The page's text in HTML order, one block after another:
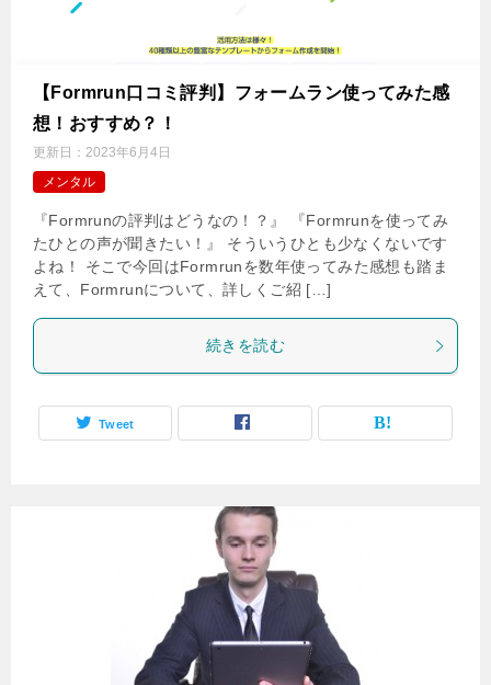
【Formrun口コミ評判】フォームラン使ってみた感
想！おすすめ？！
更新日： 2023年6月4日
メンタル
『Formrunの評判はどうなの！？』 『Formrunを使ってみ
たひとの声が聞きたい！』 そういうひとも少なくないです
よね！ そこで今回はFormrunを数年使ってみた感想も踏ま
えて、Formrunについて、詳しくご紹 […]
続きを読む
Tweet